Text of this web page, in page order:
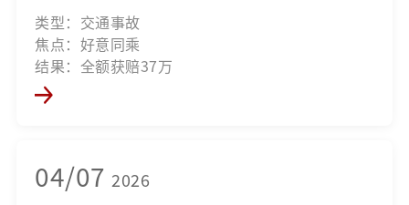
类型：交通事故
焦点：好意同乘
结果：全额获赔37万
04/07 2026